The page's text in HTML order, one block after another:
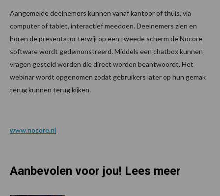
Aangemelde deelnemers kunnen vanaf kantoor of thuis, via
computer of tablet, interactief meedoen. Deelnemers zien en
horen de presentator terwijl op een tweede scherm de Nocore
software wordt gedemonstreerd. Middels een chatbox kunnen
vragen gesteld worden die direct worden beantwoordt. Het
webinar wordt opgenomen zodat gebruikers later op hun gemak
terug kunnen terug kijken.
www.nocore.nl
Aanbevolen voor jou! Lees meer